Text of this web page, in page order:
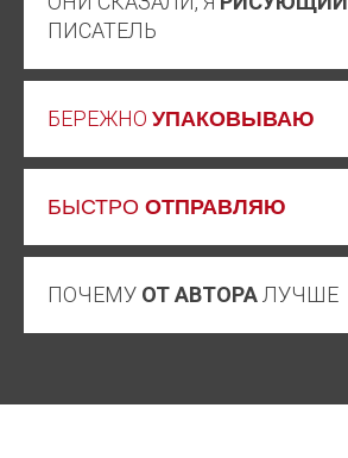
ПИСАТЕЛЬ
БЕРЕЖНО УПАКОВЫВАЮ
БЫСТРО ОТПРАВЛЯЮ
ПОЧЕМУ ОТ АВТОРАЛУЧШЕ